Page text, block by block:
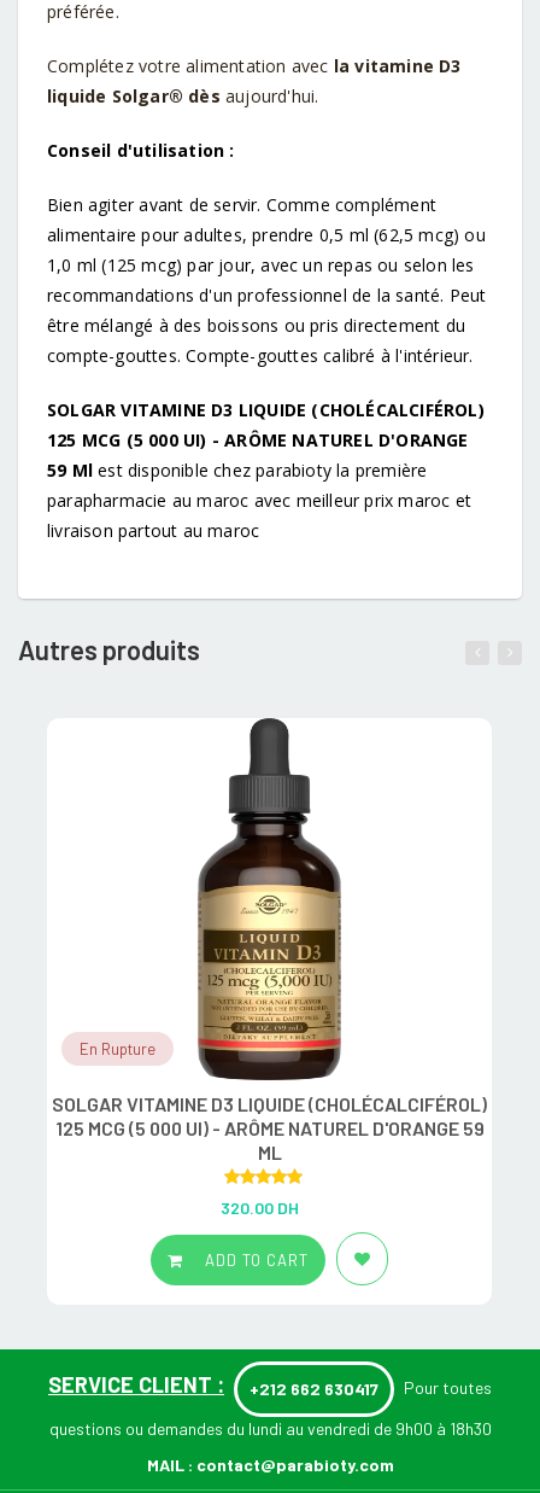
préférée.
Complétez votre alimentation avec la vitamine D3
liquide Solgar® dès aujourd'hui.
Conseil d'utilisation :
Bien agiter avant de servir. Comme complément
alimentaire pour adultes, prendre 0,5 ml (62,5 mcg) ou
1,0 ml (125 mcg) par jour, avec un repas ou selon les
recommandations d'un professionnel de la santé. Peut
être mélangé à des boissons ou pris directement du
compte-gouttes.Compte-gouttes calibré à l'intérieur.
SOLGAR VITAMINE D3 LIQUIDE (CHOLÉCALCIFÉROL)
125 MCG (5 000 UI) - ARÔME NATUREL D'ORANGE
59 Mlest disponible chez parabioty la première
parapharmacie au maroc avec meilleur prix maroc et
livraison partout au maroc
Autres produits
En Rupture
SOLGAR VITAMINE D3 LIQUIDE (CHOLÉCALCIFÉROL)
125 MCG (5 000 UI) - ARÔME NATUREL D'ORANGE 59
ML
out of 5
320.00 DH
ADD TO CART
SERVICE CLIENT : +212 662 630417 Pour toutes
questions ou demandes du lundi au vendredi de 9h00 à 18h30
MAIL : contact@parabioty.com